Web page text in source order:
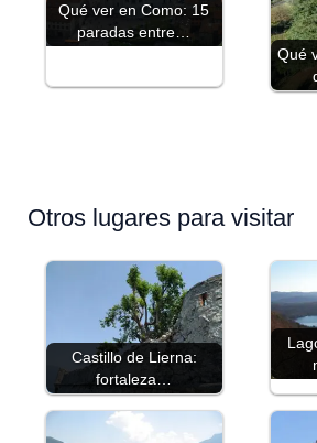
Qué ver en Como: 15
paradas entre…
Qué
Otros lugares para visitar
Castillo de Lierna:
fortaleza…